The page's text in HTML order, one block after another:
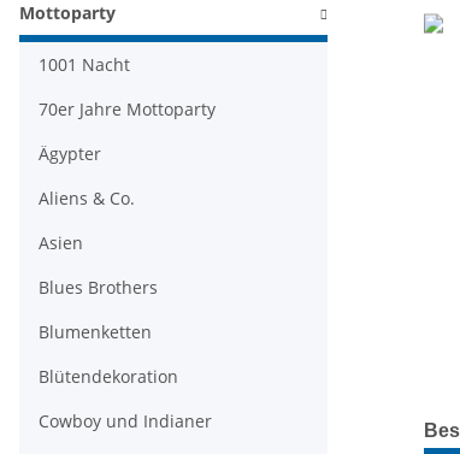
Mottoparty
1001 Nacht
70er Jahre Mottoparty
Ägypter
Aliens & Co.
Asien
Blues Brothers
Blumenketten
Blütendekoration
Cowboy und Indianer